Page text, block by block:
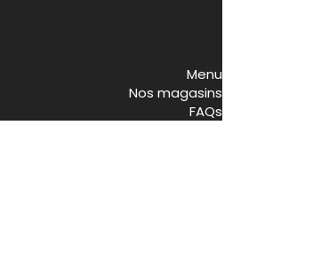
Menu
Nos magasins
FAQs